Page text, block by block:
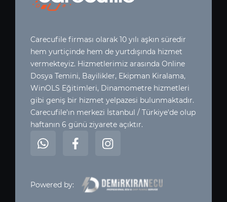
Carecufile firması olarak 10 yılı aşkın süredir
hem yurtiçinde hem de yurtdışında hizmet
vermekteyiz. Hizmetlerimiz arasında Online
Dosya Temini, Bayilikler, Ekipman Kiralama,
WinOLS Eğitimleri, Dinamometre hizmetleri
gibi geniş bir hizmet yelpazesi bulunmaktadır.
Carecufile'ın merkezi İstanbul / Türkiye'de olup
haftanın 6 günü ziyarete açıktır.
Powered by: